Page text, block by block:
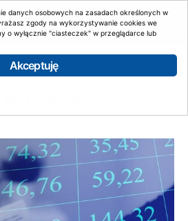
danych osobowych na zasadach określonych w
zgody na wykorzystywanie cookies we
o wyłącznie "ciasteczek" w przeglądarce lub
Akceptuję